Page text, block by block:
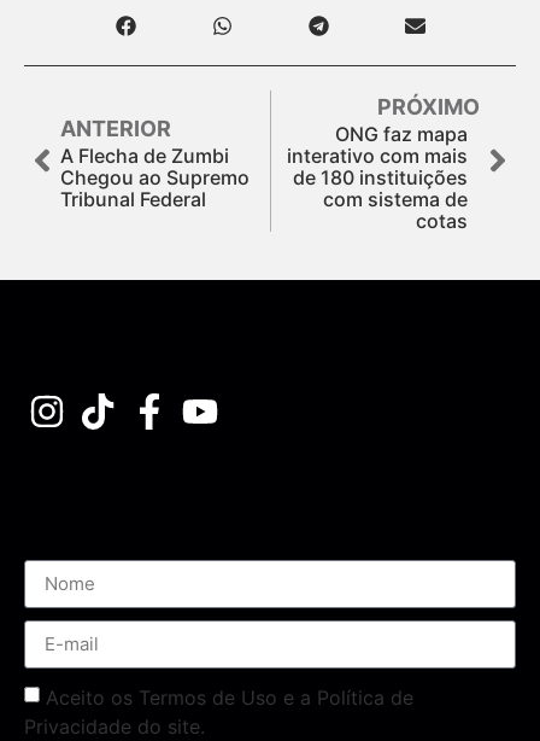
ANTERIOR
A Flecha de Zumbi
Chegou ao Supremo
Tribunal Federal
PRÓXIMO
ONG faz mapa
interativo com mais
de 180 instituições
com sistema de
cotas
Aceito os Termos de Uso e a Política de
Privacidade do site.